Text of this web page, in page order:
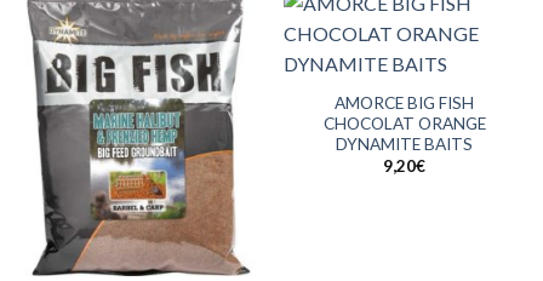
AMORCE BIG FISH
CHOCOLAT ORANGE
DYNAMITE BAITS
9,20€